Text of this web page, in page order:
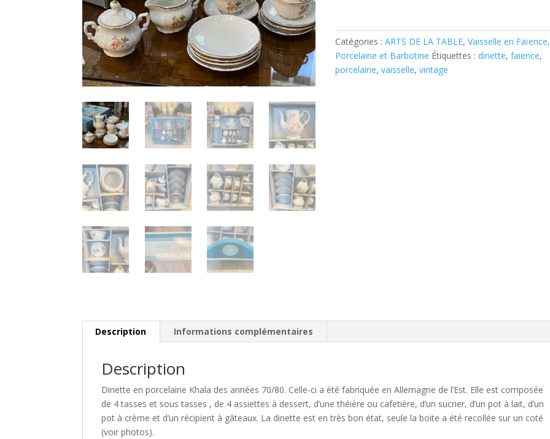
porcelaine
Khala
Catégories :ARTS DE LA TABLE,Vaisselle en Faïence,
Porcelaine et Barbotine Étiquettes :dinette,faience,
porcelaine,vaisselle,vintage
Description Informations complémentaires
Description
Dinette en porcelaine Khala des années 70/80. Celle-ci a été fabriquée en Allemagne de l’Est. Elle est composée
de 4 tasses et sous tasses , de 4 assiettes à dessert, d’une théière ou cafetière, d’un sucrier, d’un pot à lait, d’un
pot à crème et d’un récipient à gâteaux. La dinette est en très bon état, seule la boite a été recollée sur un coté
(voir photos).